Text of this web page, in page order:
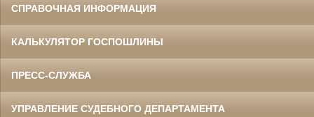
СПРАВОЧНАЯ ИНФОРМАЦИЯ
КАЛЬКУЛЯТОР ГОСПОШЛИНЫ
ПРЕСС-СЛУЖБА
УПРАВЛЕНИЕ СУДЕБНОГО ДЕПАРТАМЕНТА